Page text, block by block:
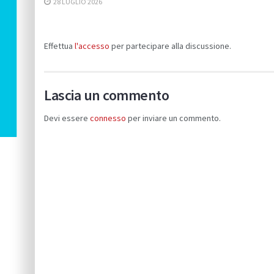
Effettua l'accesso per partecipare alla discussione.
Lascia un commento
Devi essere connesso per inviare un commento.